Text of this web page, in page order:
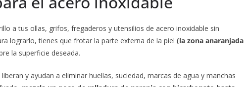
a tus ollas, grifos, fregaderos y utensilios de acero inoxidable sin
lograrlo, tienes que frotar la parte externa de la piel (la zona anaranjada
la superficie deseada.
y ayudan a eliminar huellas, suciedad, marcas de agua y manchas